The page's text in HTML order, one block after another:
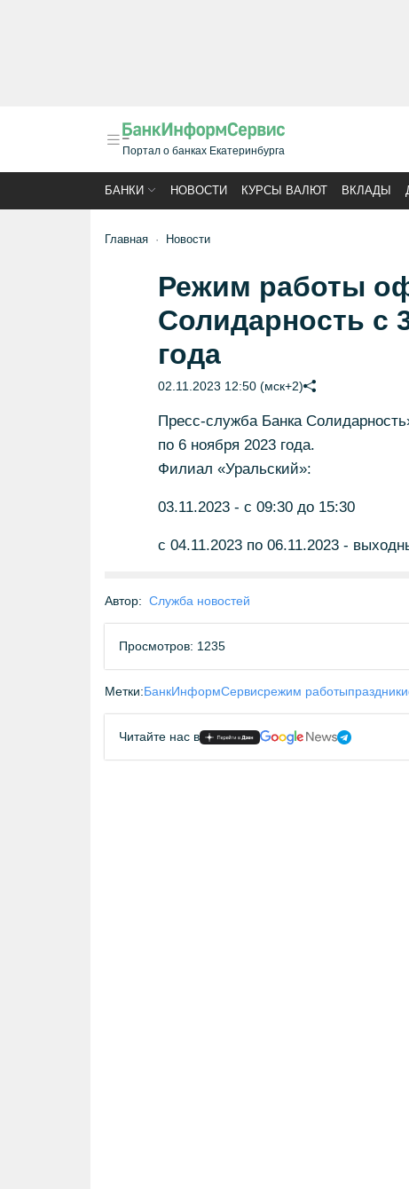
Портал о банках Екатеринбурга
БАНКИ НОВОСТИ КУРСЫ ВАЛЮТ ВКЛАДЫ
Главная Новости
Режим работы
Солидарность с
года
02.11.2023 12:50 (мск+2)
Пресс-служба Банка
по 6 ноября 2023 года.
Филиал «Уральский»:
03.11.2023 - с 09:30 до 15:30
с 04.11.2023 по 06.11.2023 -
Автор: Служба новостей
Просмотров: 1235
Метки:БанкИнформСервисрежим работыпраздники
Читайте нас в